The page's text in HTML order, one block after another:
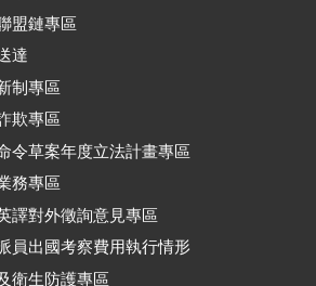
盟鏈專區
達
制專區
欺專區
令草案年度立法計畫專區
務專區
譯對外徵詢意見專區
員出國考察費用執行情形
衛生防護專區